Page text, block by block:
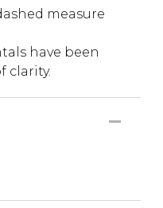
measure
have been
clarity.